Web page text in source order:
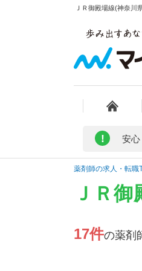
ＪＲ御殿場線(神奈
! 安心
薬剤師の求人・転職
ＪＲ
17件の薬剤